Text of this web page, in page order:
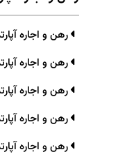
رهن و اجاره
رهن و اجاره
رهن و اجاره
رهن و اجاره
رهن و اجاره